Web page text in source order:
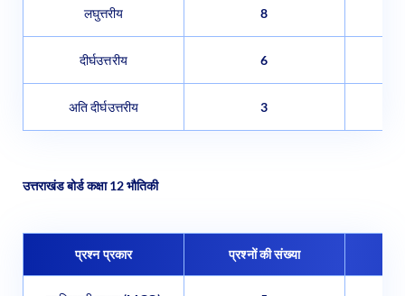
दीर्घउत्तरीय 6
अति दीर्घउत्तरीय 3
प्रश्न प्रकार प्रश्नों की संख्या
बहुविकल्पी प्रश्न (MCQ) 5